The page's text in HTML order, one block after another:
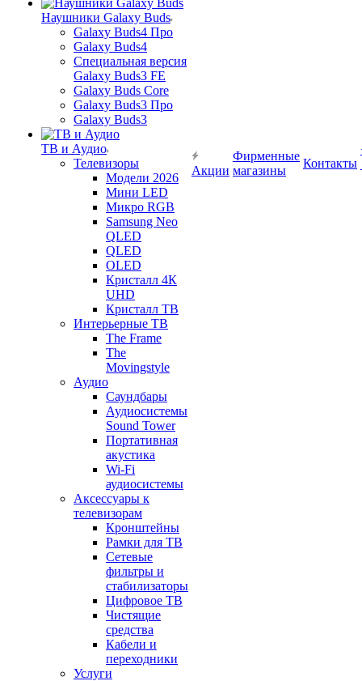
Наушники Galaxy Buds
Galaxy Buds4 Про
Galaxy Buds4
Специальная версия
Galaxy Buds3 FE
Galaxy Buds Core
Galaxy Buds3 Про
Galaxy Buds3
ТВ и Аудио
Телевизоры
Модели 2026
Мини LED
Микро RGB
Samsung Neo
QLED
QLED
OLED
Кристалл 4К
UHD
Кристалл ТВ
Интерьерные ТВ
The Frame
The
Movingstyle
Аудио
Саундбары
Аудиосистемы
Sound Tower
Портативная
акустика
Wi-Fi
аудиосистемы
Аксессуары к
телевизорам
Кронштейны
Рамки для ТВ
Сетевые
фильтры и
стабилизаторы
Цифровое ТВ
Чистящие
средства
Кабели и
переходники
Услуги
Акции
Фирменные
магазины
Контакты